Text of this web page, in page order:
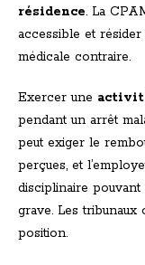
résidence. La
accessible et résider
médicale contraire.
Exercer une
pendant un arrêt
peut exiger le
perçues, et
disciplinaire pouvant
grave. Les
position.